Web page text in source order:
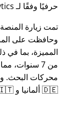
حرفيًا وفقًا لـ Google Analytics.
وحافظت على
المميزة، بما في
من 7 سنوات،
محركات البحث.
🇩🇪 ألمانيا و 🇮🇹 إيطاليا.